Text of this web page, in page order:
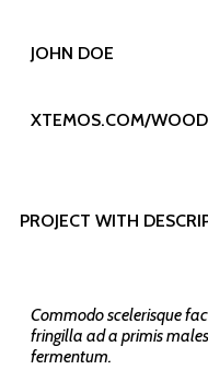
JOHN DOE
XTEMOS.COM/WOOD
PROJECT WITH
Commodo scelerisque
fringilla ad a primis
fermentum.